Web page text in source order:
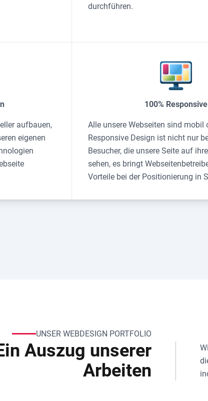
durchführen.
aufbauen,
eigenen
100% Responsive
Alle unsere Webseiten sind mobil
Responsive Design ist nicht nur
Besucher, die unsere Seite auf
sehen, es bringt
Vorteile bei der Positionierung in
UNSER WEBDESIGN PORTFOLIO
Auszug unserer
Arbeiten